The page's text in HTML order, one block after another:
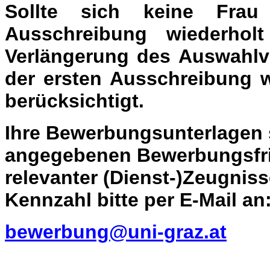
Sollte sich keine
Ausschreibung
Verlängerung des
der ersten Ausschreibung
berücksichtigt.
Ihre
angegebenen
relevanter (Dienst-
Kennzahl bitte per E-Mail
bewerbung@uni-graz.at